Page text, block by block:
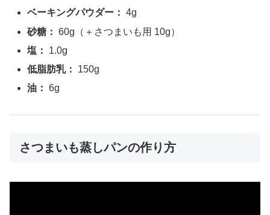
ベーキングパウダー： 4g
砂糖： 60g（＋さつまいも用 10g）
塩：
1.0g
低脂肪乳：
150g
油： 6g
さつまいも蒸しパンの作り方